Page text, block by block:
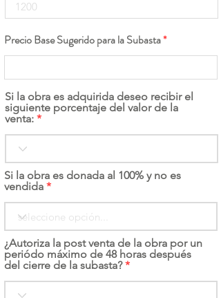
Precio Base Sugerido para la Subasta
Si la obra es adquirida deseo recibir el
siguiente porcentaje del valor de la
venta:
Si la obra es donada al 100% y no es
vendida
¿Autoriza la post venta de la obra por un
periódo máximo de 48 horas después
del cierre de la subasta?